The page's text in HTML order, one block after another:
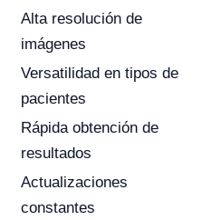
Alta resolución de
imágenes
Versatilidad en tipos de
pacientes
Rápida obtención de
resultados
Actualizaciones
constantes